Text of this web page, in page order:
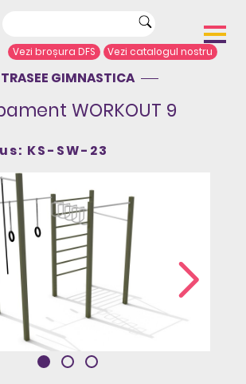
Vezi broșura DFS Vezi catalogul nostru
TRASEE GIMNASTICA
WORKOUT 9
KS-SW-23